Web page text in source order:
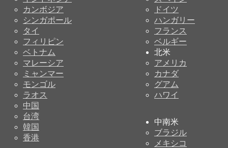
カンボジア
シンガポール
タイ
フィリピン
ベトナム
マレーシア
ミャンマー
モンゴル
ラオス
中国
台湾
韓国
香港
ドイツ
ハンガリー
フランス
ベルギー
北米
アメリカ
カナダ
グアム
ハワイ
中南米
ブラジル
メキシコ